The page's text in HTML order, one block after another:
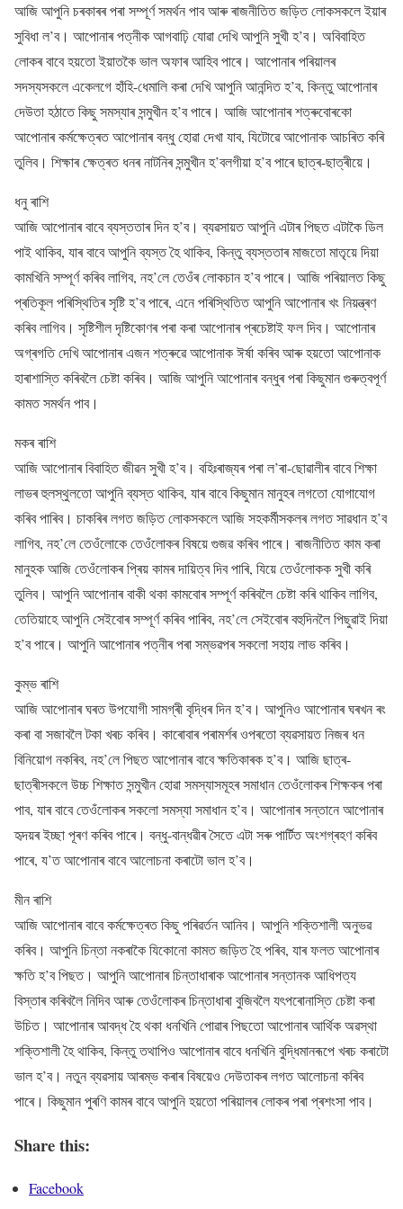
আজি আপুনি চৰকাৰৰ পৰা সম্পূৰ্ণ সমৰ্থন পাব আৰু ৰাজনীতিত জড়িত লোকসকলে ইয়াৰ
সুবিধা ল’ব। আপোনাৰ পত্নীক আগবাঢ়ি যোৱা দেখি আপুনি সুখী হ’ব। অবিবাহিত
লোকৰ বাবে হয়তো ইয়াতকৈ ভাল অফাৰ আহিব পাৰে। আপোনাৰ পৰিয়ালৰ
সদস্যসকলে একেলগে হাঁহি-ধেমালি কৰা দেখি আপুনি আনন্দিত হ’ব, কিন্তু আপোনাৰ
দেউতা হঠাতে কিছু সমস্যাৰ সন্মুখীন হ’ব পাৰে। আজি আপোনাৰ শত্ৰুবোৰকো
আপোনাৰ কৰ্মক্ষেত্ৰত আপোনাৰ বন্ধু হোৱা দেখা যাব, যিটোৱে আপোনাক আচৰিত কৰি
তুলিব। শিক্ষাৰ ক্ষেত্ৰত ধনৰ নাটনিৰ সন্মুখীন হ’বলগীয়া হ’ব পাৰে ছাত্ৰ-ছাত্ৰীয়ে।
ধনু ৰাশি
আজি আপোনাৰ বাবে ব্যস্ততাৰ দিন হ’ব। ব্যৱসায়ত আপুনি এটাৰ পিছত এটাকৈ ডিল
পাই থাকিব, যাৰ বাবে আপুনি ব্যস্ত হৈ থাকিব, কিন্তু ব্যস্ততাৰ মাজতো মাতৃয়ে দিয়া
কামখিনি সম্পূৰ্ণ কৰিব লাগিব, নহ’লে তেওঁৰ লোকচান হ’ব পাৰে। আজি পৰিয়ালত কিছু
প্ৰতিকূল পৰিস্থিতিৰ সৃষ্টি হ’ব পাৰে, এনে পৰিস্থিতিত আপুনি আপোনাৰ খং নিয়ন্ত্ৰণ
কৰিব লাগিব। সৃষ্টিশীল দৃষ্টিকোণৰ পৰা কৰা আপোনাৰ প্ৰচেষ্টাই ফল দিব। আপোনাৰ
অগ্ৰগতি দেখি আপোনাৰ এজন শত্ৰুৱে আপোনাক ঈৰ্ষা কৰিব আৰু হয়তো আপোনাক
হাৰাশাস্তি কৰিবলৈ চেষ্টা কৰিব। আজি আপুনি আপোনাৰ বন্ধুৰ পৰা কিছুমান গুৰুত্বপূৰ্ণ
কামত সমৰ্থন পাব।
মকৰ ৰাশি
আজি আপোনাৰ বিবাহিত জীৱন সুখী হ’ব। বহিঃৰাজ্যৰ পৰা ল’ৰা-ছোৱালীৰ বাবে শিক্ষা
লাভৰ হুলস্থুলতো আপুনি ব্যস্ত থাকিব, যাৰ বাবে কিছুমান মানুহৰ লগতো যোগাযোগ
কৰিব পাৰিব। চাকৰিৰ লগত জড়িত লোকসকলে আজি সহকৰ্মীসকলৰ লগত সাৱধান হ’ব
লাগিব, নহ’লে তেওঁলোকে তেওঁলোকৰ বিষয়ে গুজৱ কৰিব পাৰে। ৰাজনীতিত কাম কৰা
মানুহক আজি তেওঁলোকৰ প্ৰিয় কামৰ দায়িত্ব দিব পাৰি, যিয়ে তেওঁলোকক সুখী কৰি
তুলিব। আপুনি আপোনাৰ বাকী থকা কামবোৰ সম্পূৰ্ণ কৰিবলৈ চেষ্টা কৰি থাকিব লাগিব,
তেতিয়াহে আপুনি সেইবোৰ সম্পূৰ্ণ কৰিব পাৰিব, নহ’লে সেইবোৰ বহুদিনলৈ পিছুৱাই দিয়া
হ’ব পাৰে। আপুনি আপোনাৰ পত্নীৰ পৰা সম্ভৱপৰ সকলো সহায় লাভ কৰিব।
কুম্ভ ৰাশি
আজি আপোনাৰ ঘৰত উপযোগী সামগ্ৰী বৃদ্ধিৰ দিন হ’ব। আপুনিও আপোনাৰ ঘৰখন ৰং
কৰা বা সজাবলৈ টকা খৰচ কৰিব। কাৰোবাৰ পৰামৰ্শৰ ওপৰতো ব্যৱসায়ত নিজৰ ধন
বিনিয়োগ নকৰিব, নহ’লে পিছত আপোনাৰ বাবে ক্ষতিকাৰক হ’ব। আজি ছাত্ৰ-
ছাত্ৰীসকলে উচ্চ শিক্ষাত সন্মুখীন হোৱা সমস্যাসমূহৰ সমাধান তেওঁলোকৰ শিক্ষকৰ পৰা
পাব, যাৰ বাবে তেওঁলোকৰ সকলো সমস্যা সমাধান হ’ব। আপোনাৰ সন্তানে আপোনাৰ
হৃদয়ৰ ইচ্ছা পূৰণ কৰিব পাৰে। বন্ধু-বান্ধৱীৰ সৈতে এটা সৰু পাৰ্টিত অংশগ্ৰহণ কৰিব
পাৰে, য’ত আপোনাৰ বাবে আলোচনা কৰাটো ভাল হ’ব।
মীন ৰাশি
আজি আপোনাৰ বাবে কৰ্মক্ষেত্ৰত কিছু পৰিৱৰ্তন আনিব। আপুনি শক্তিশালী অনুভৱ
কৰিব। আপুনি চিন্তা নকৰাকৈ যিকোনো কামত জড়িত হৈ পৰিব, যাৰ ফলত আপোনাৰ
ক্ষতি হ’ব পিছত। আপুনি আপোনাৰ চিন্তাধাৰাক আপোনাৰ সন্তানক আধিপত্য
বিস্তাৰ কৰিবলৈ নিদিব আৰু তেওঁলোকৰ চিন্তাধাৰা বুজিবলৈ যৎপৰোনাস্তি চেষ্টা কৰা
উচিত। আপোনাৰ আবদ্ধ হৈ থকা ধনখিনি পোৱাৰ পিছতো আপোনাৰ আৰ্থিক অৱস্থা
শক্তিশালী হৈ থাকিব, কিন্তু তথাপিও আপোনাৰ বাবে ধনখিনি বুদ্ধিমানৰূপে খৰচ কৰাটো
ভাল হ’ব। নতুন ব্যৱসায় আৰম্ভ কৰাৰ বিষয়েও দেউতাকৰ লগত আলোচনা কৰিব
পাৰে। কিছুমান পুৰণি কামৰ বাবে আপুনি হয়তো পৰিয়ালৰ লোকৰ পৰা প্ৰশংসা পাব।
Share this:
Facebook